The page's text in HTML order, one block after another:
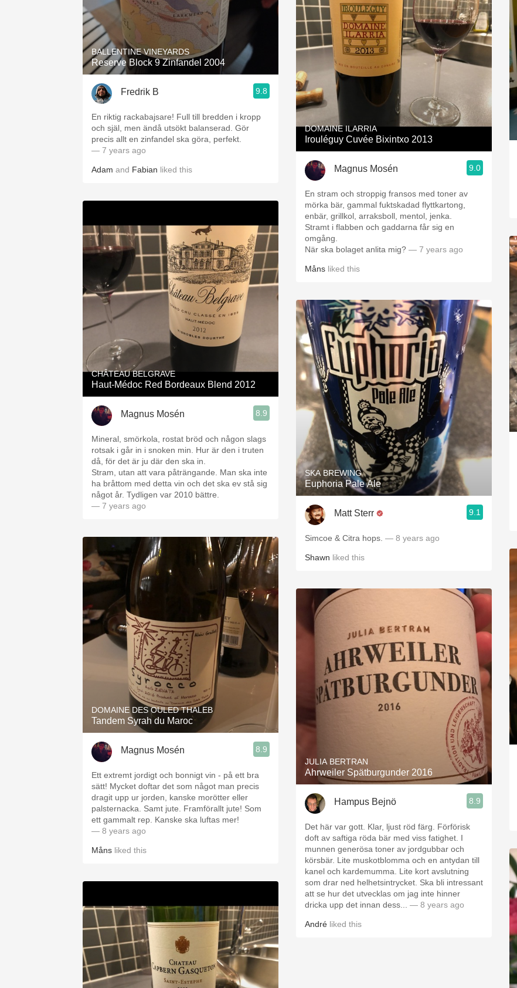
BALLENTINE VINEYARDS
Reserve Block 9 Zinfandel 2004
Fredrik B 9.8
En riktig rackabajsare! Full till bredden i kropp
och själ, men ändå utsökt balanserad. Gör
precis allt en zinfandel ska göra, perfekt.
— 7 years ago
Adam and Fabian liked this
CHÂTEAU BELGRAVE
Haut-Médoc Red Bordeaux Blend 2012
Magnus Mosén 8.9
Mineral, smörkola, rostat bröd och någon slags
rotsak i går in i snoken min. Hur är den i truten
då, för det är ju där den ska in.
Stram, utan att vara påträngande. Man ska inte
ha bråttom med detta vin och det ska ev stå sig
något år. Tydligen var 2010 bättre.
— 7 years ago
DOMAINE DES OULED THALEB
Tandem Syrah du Maroc
Magnus Mosén 8.9
Ett extremt jordigt och bonnigt vin - på ett bra
sätt! Mycket doftar det som något man precis
dragit upp ur jorden, kanske morötter eller
palsternacka. Samt jute. Framförallt jute! Som
ett gammalt rep. Kanske ska luftas mer!
— 8 years ago
Måns liked this
DOMAINE ILARRIA
Irouléguy Cuvée Bixintxo 2013
Magnus Mosén 9.0
En stram och stroppig fransos med toner av
mörka bär, gammal fuktskadad flyttkartong,
enbär, grillkol, arraksboll, mentol, jenka.
Stramt i flabben och gaddarna får sig en
omgång.
När ska bolaget anlita mig? — 7 years ago
Måns liked this
SKA BREWING
Euphoria Pale Ale
Matt Sterr 9.1
Simcoe & Citra hops. — 8 years ago
Shawn liked this
JULIA BERTRAN
Ahrweiler Spätburgunder 2016
Hampus Bejnö 8.9
Det här var gott. Klar, ljust röd färg. Förförisk
doft av saftiga röda bär med viss fatighet. I
munnen generösa toner av jordgubbar och
körsbär. Lite muskotblomma och en antydan till
kanel och kardemumma. Lite kort avslutning
som drar ned helhetsintrycket. Ska bli intressant
att se hur det utvecklas om jag inte hinner
dricka upp det innan dess...
— 8 years ago
André liked this